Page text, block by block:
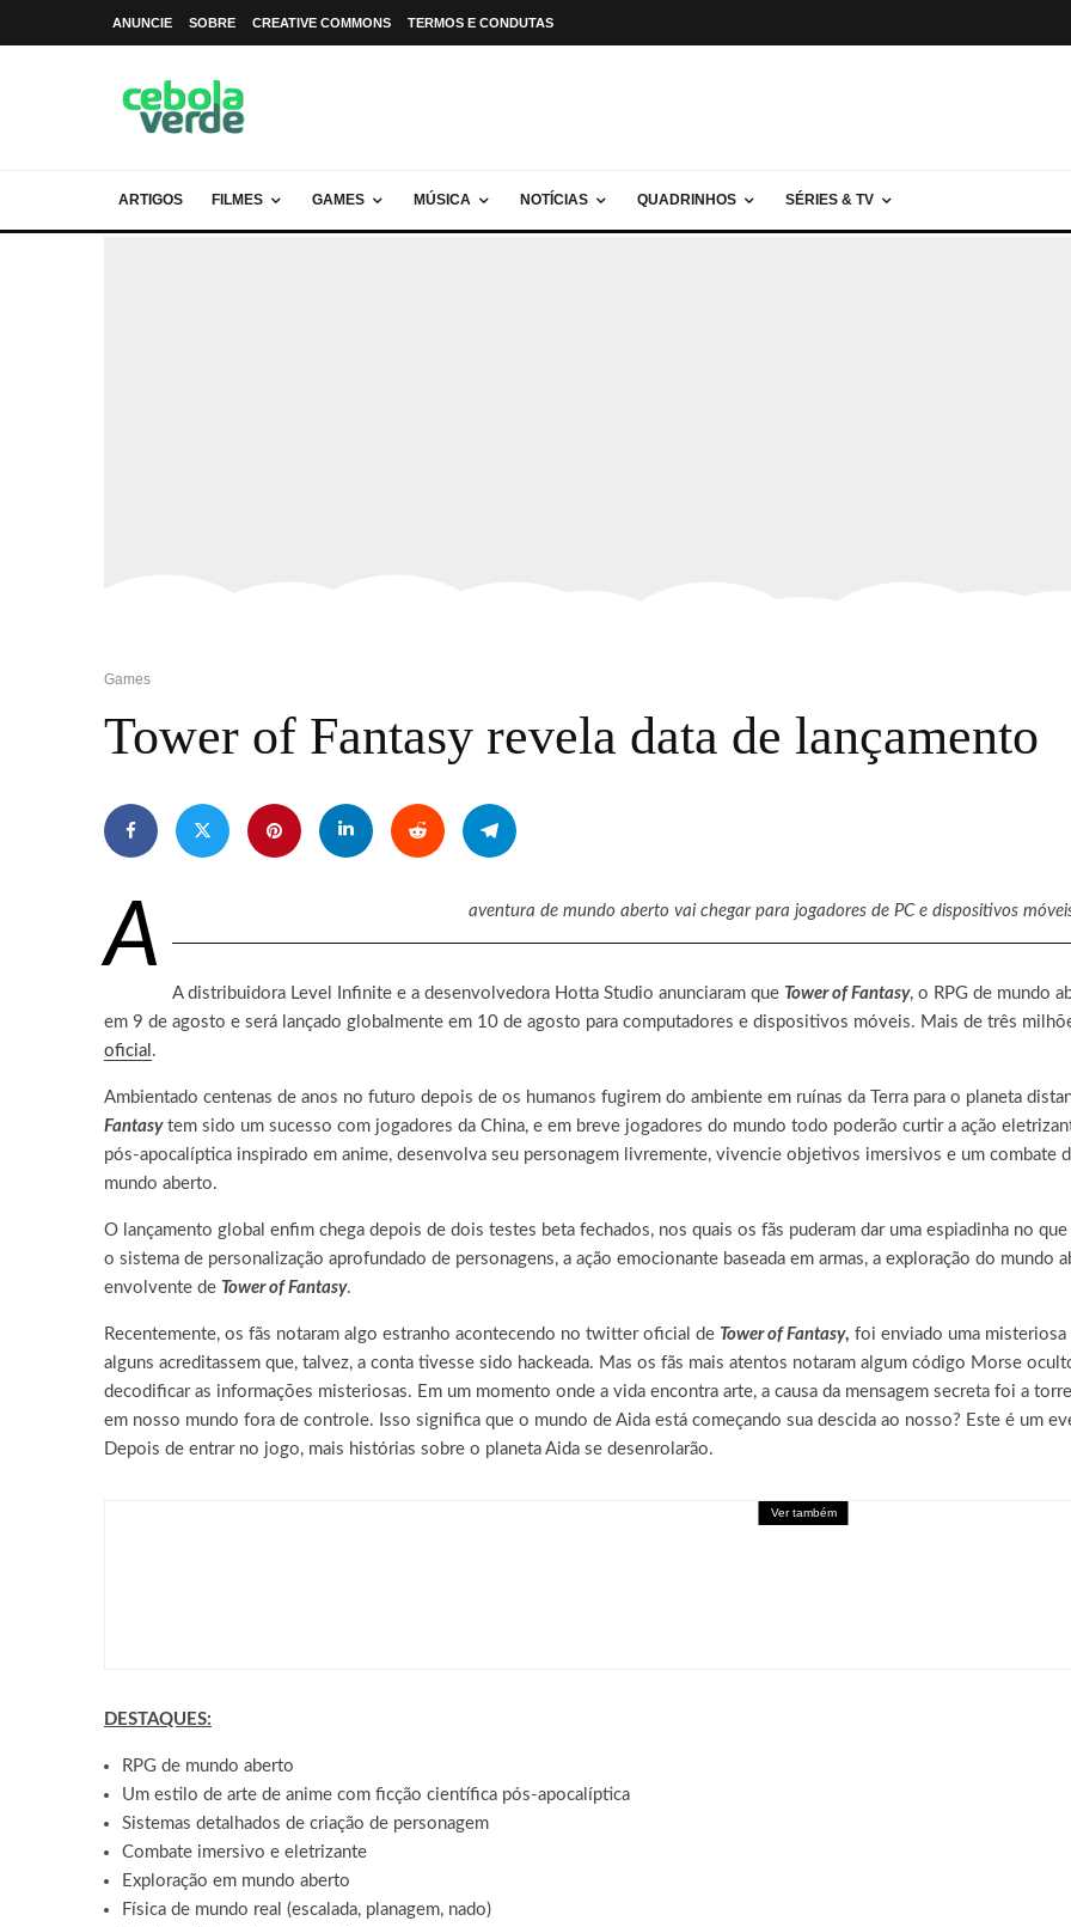
ANUNCIE SOBRE CREATIVE COMMONS TERMOS E CONDUTAS
ARTIGOS FILMES GAMES MÚSICA NOTÍCIAS QUADRINHOS SÉRIES & TV
Games
Tower of Fantasy revela data de lançamento
A aventura de mundo aberto vai chegar para jogadores de PC e dispositivos
A distribuidora Level Infinite e a desenvolvedora Hotta Studio anunciaram que Tower of Fantasy, o RPG de mundo
em 9 de agosto e será lançado globalmente em 10 de agosto para computadores e dispositivos móveis. Mais de três
oficial .
Ambientado centenas de anos no futuro depois de os humanos fugirem do ambiente em ruínas da Terra para o planeta
Fantasytem sido um sucesso com jogadores da China, e em breve jogadores do mundo todo poderão curtir a ação
pós-apocalíptica inspirado em anime, desenvolva seu personagem livremente, vivencie objetivos imersivos e um combate
mundo aberto.
O lançamento global enfim chega depois de dois testes beta fechados, nos quais os fãs puderam dar uma espiadinha no
o sistema de personalização aprofundado de personagens, a ação emocionante baseada em armas, a exploração do mundo
envolvente de Tower of Fantasy.
Recentemente, os fãs notaram algo estranho acontecendo no twitter oficial de Tower of Fantasy, foi enviado uma
alguns acreditassem que, talvez, a conta tivesse sido hackeada. Mas os fãs mais atentos notaram algum código Morse
decodificar as informações misteriosas. Em um momento onde a vida encontra arte, a causa da mensagem secreta foi a
em nosso mundo fora de controle. Isso significa que o mundo de Aida está começando sua descida ao nosso? Este é um
Depois de entrar no jogo, mais histórias sobre o planeta Aida se desenrolarão.
Ver também
DESTAQUES:
RPG de mundo aberto
Um estilo de arte de anime com ficção científica pós-apocalíptica
Sistemas detalhados de criação de personagem
Combate imersivo e eletrizante
Exploração em mundo aberto
Física de mundo real (escalada, planagem, nado)